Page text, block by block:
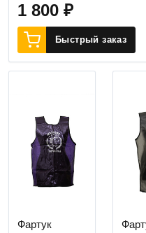
1 800 ₽
Быстрый заказ
Фартук